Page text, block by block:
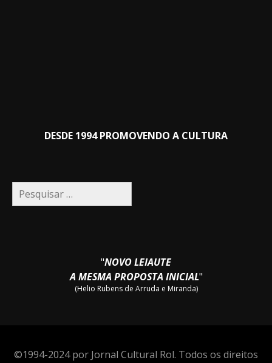
DESDE 1994 PROMOVENDO A CULTURA
Pesquisar
por:
"NOVO LEIAUTE
A MESMA PROPOSTA INICIAL"
(Helio Rubens de Arruda e Miranda)
©1994-2024 por Jornal Cultural Rol. Todos os direitos